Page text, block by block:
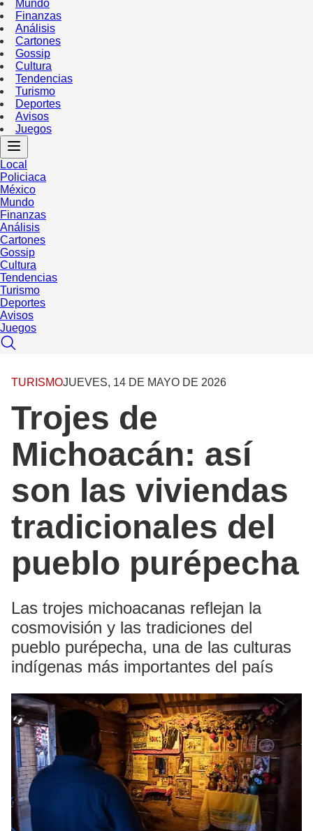
Mundo
Finanzas
Análisis
Cartones
Gossip
Cultura
Tendencias
Turismo
Deportes
Avisos
Juegos
Local
Policiaca
México
Mundo
Finanzas
Análisis
Cartones
Gossip
Cultura
Tendencias
Turismo
Deportes
Avisos
Juegos
TURISMOJUEVES, 14 DE MAYO DE 2026
Trojes de
Michoacán: así
son las viviendas
tradicionales del
pueblo purépecha
Las trojes michoacanas reflejan la
cosmovisión y las tradiciones del
pueblo purépecha, una de las culturas
indígenas más importantes del país